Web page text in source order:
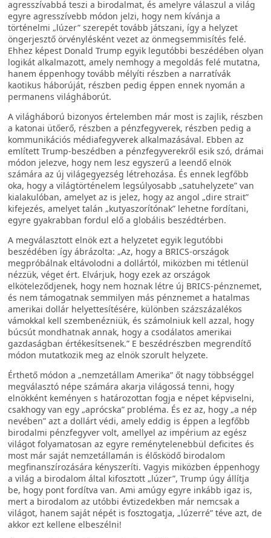
agresszívabbá teszi a birodalmat, és amelyre válaszul a világ
egyre agresszívebb módon jelzi, hogy nem kívánja a
történelmi „lúzer” szerepét tovább játszani, így a helyzet
öngerjesztő örvénylésként vezet az önmegsemmisítés felé.
Ehhez képest Donald Trump egyik legutóbbi beszédében olyan
logikát alkalmazott, amely nemhogy a megoldás felé mutatna,
hanem éppenhogy tovább mélyíti részben a narratívák
kaotikus háborúját, részben pedig éppen ennek nyomán a
permanens világháborút.
A világháború bizonyos értelemben már most is zajlik, részben
a katonai ütőerő, részben a pénzfegyverek, részben pedig a
kommunikációs médiafegyverek alkalmazásával. Ebben az
említett Trump-beszédben a pénzfegyverekről esik szó, drámai
módon jelezve, hogy nem lesz egyszerű a leendő elnök
számára az új világegyezség létrehozása. És ennek legfőbb
oka, hogy a világtörténelem legsúlyosabb „satuhelyzete” van
kialakulóban, amelyet az is jelez, hogy az angol „dire strait”
kifejezés, amelyet talán „kutyaszorítónak” lehetne fordítani,
egyre gyakrabban fordul elő a globális beszédtérben.
A megválasztott elnök ezt a helyzetet egyik legutóbbi
beszédében így ábrázolta: „Az, hogy a BRICS-országok
megpróbálnak eltávolodni a dollártól, miközben mi tétlenül
nézzük, véget ért. Elvárjuk, hogy ezek az országok
elköteleződjenek, hogy nem hoznak létre új BRICS-pénznemet,
és nem támogatnak semmilyen más pénznemet a hatalmas
amerikai dollár helyettesítésére, különben százszázalékos
vámokkal kell szembenézniük, és számolniuk kell azzal, hogy
búcsút mondhatnak annak, hogy a csodálatos amerikai
gazdaságban értékesítsenek.” E beszédrészben megrendítő
módon mutatkozik meg az elnök szorult helyzete.
Érthető módon a „nemzetállam Amerika” őt nagy többséggel
megválasztó népe számára akarja világossá tenni, hogy
elnökként keményen s határozottan fogja e népet képviselni,
csakhogy van egy „aprócska” probléma. És ez az, hogy „a nép
nevében” azt a dollárt védi, amely eddig is éppen a legfőbb
birodalmi pénzfegyver volt, amellyel az impérium az egész
világot folyamatosan az egyre reménytelenebbül deficites és
most már saját nemzetállamán is élősködő birodalom
megfinanszírozására kényszeríti. Vagyis miközben éppenhogy
a világ a birodalom által kifosztott „lúzer”, Trump úgy állítja
be, hogy pont fordítva van. Ami amúgy egyre inkább igaz is,
mert a birodalom az utóbbi évtizedekben már nemcsak a
világot, hanem saját népét is fosztogatja, „lúzerré” téve azt, de
akkor ezt kellene elbeszélni!